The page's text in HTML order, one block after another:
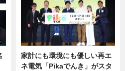
家計にも環境にも優しい再エ
ネ電気「Pikaでんき」がスタ